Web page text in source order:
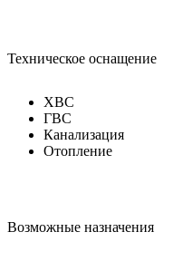
Техническое оснащение
ХВС
ГВС
Канализация
Отопление
Возможные назначения